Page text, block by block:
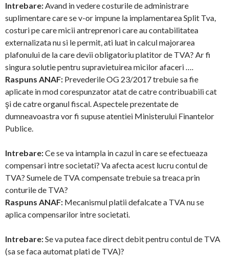
Intrebare:Avand in vedere costurile de administrare
suplimentare care se v-or impune la implamentarea Split Tva,
costuri pe care micii antreprenori care au contabilitatea
externalizata nu si le permit, ati luat in calcul majorarea
plafonului de la care devii obligatoriu platitor de TVA? Ar fi
singura solutie pentru supravietuirea micilor afaceri ….
Raspuns ANAF: Prevederile OG 23/2017 trebuie sa fie
aplicate in mod corespunzator atat de catre contribuabili cat
şi de catre organul fiscal. Aspectele prezentate de
dumneavoastra vor fi supuse atentiei Ministerului Finantelor
Publice.
Intrebare:Ce se va intampla in cazul in care se efectueaza
compensari intre societati? Va afecta acest lucru contul de
TVA? Sumele de TVA compensate trebuie sa treaca prin
conturile de TVA?
Raspuns ANAF: Mecanismul platii defalcate a TVA nu se
aplica compensarilor intre societati.
Intrebare:Se va putea face direct debit pentru contul de TVA
(sa se faca automat plati de TVA)?